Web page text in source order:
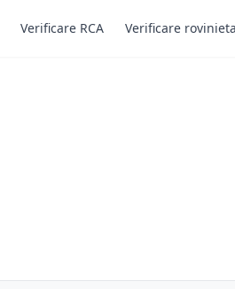
Verificare RCA Verificare rovinieta